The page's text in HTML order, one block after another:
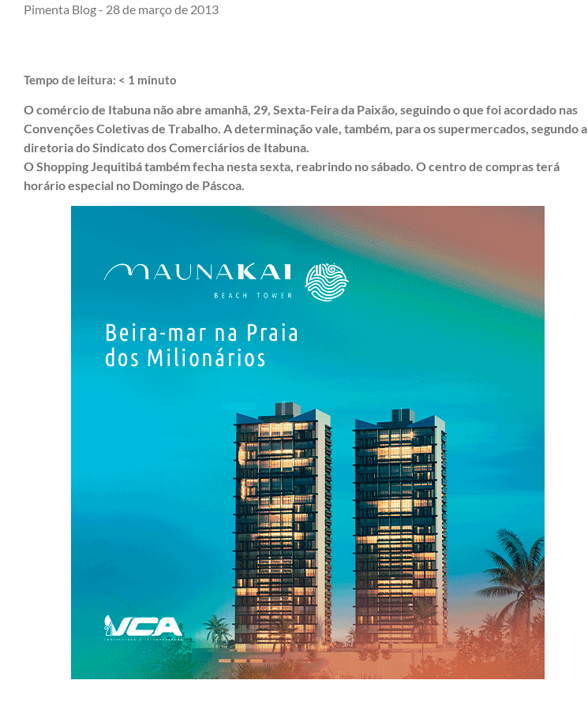
Pimenta Blog - 28 de março de 2013
Tempo de leitura: < 1 minuto
O comércio de Itabuna não abre amanhã, 29, Sexta-Feira da Paixão, seguindo o que foi acordado nas
Convenções Coletivas de Trabalho. A determinação vale, também, para os supermercados, segundo a
diretoria do Sindicato dos Comerciários de Itabuna.
O Shopping Jequitibá também fecha nesta sexta, reabrindo no sábado. O centro de compras terá
horário especial no Domingo de Páscoa.